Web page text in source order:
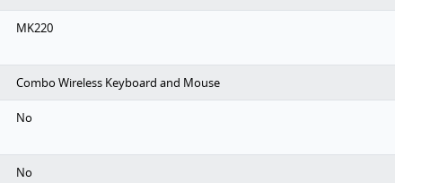
MK220
Combo Wireless Keyboard and Mouse
No
No